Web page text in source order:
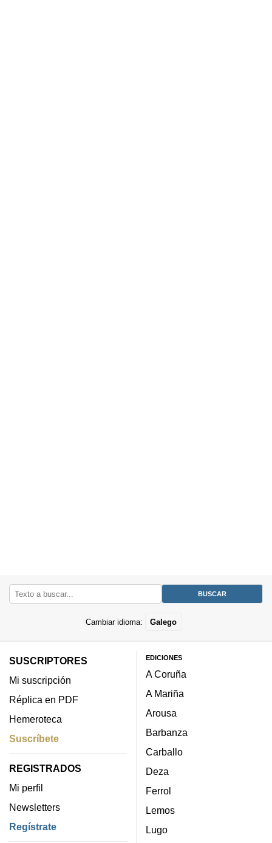
Cambiar idioma: Galego
SUSCRIPTORES
Mi suscripción
Réplica en PDF
Hemeroteca
Suscríbete
REGISTRADOS
Mi perfil
Newsletters
Regístrate
EDICIONES
A Coruña
A Mariña
Arousa
Barbanza
Carballo
Deza
Ferrol
Lemos
Lugo